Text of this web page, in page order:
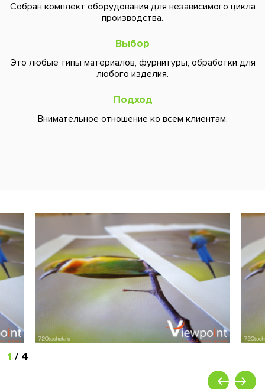
Собран комплект оборудования для независимого цикла
производства.
Выбор
Это любые типы материалов, фурнитуры, обработки для
любого изделия.
Подход
Внимательное отношение ко всем клиентам.
1 / 4